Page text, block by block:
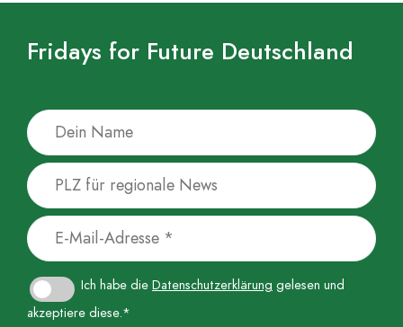
Fridays for Future Deutschland
Ich habe die Datenschutzerklärung gelesen und
akzeptiere diese.*